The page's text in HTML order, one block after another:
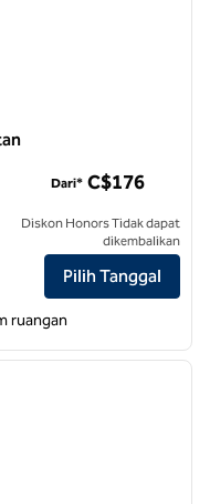
Winnipeg South
Dari* C$176
Diskon Honors Tidak dapat
dikembalikan
Pilih Tanggal
ruangan